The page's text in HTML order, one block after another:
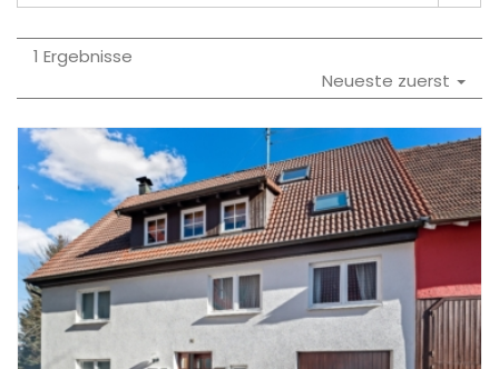
1 Ergebnisse
Neueste zuerst